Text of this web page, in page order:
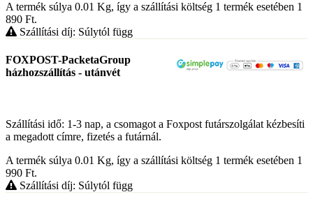
A termék súlya 0.01 Kg, így a szállítási költség 1 termék esetében 1
890 Ft.
Szállítási díj: Súlytól függ
FOXPOST-PacketaGroup
házhozszállítás - utánvét
Szállítási idő: 1-3 nap, a csomagot a Foxpost futárszolgálat kézbesíti
a megadott címre, fizetés a futárnál.
A termék súlya 0.01 Kg, így a szállítási költség 1 termék esetében 1
990 Ft.
Szállítási díj: Súlytól függ